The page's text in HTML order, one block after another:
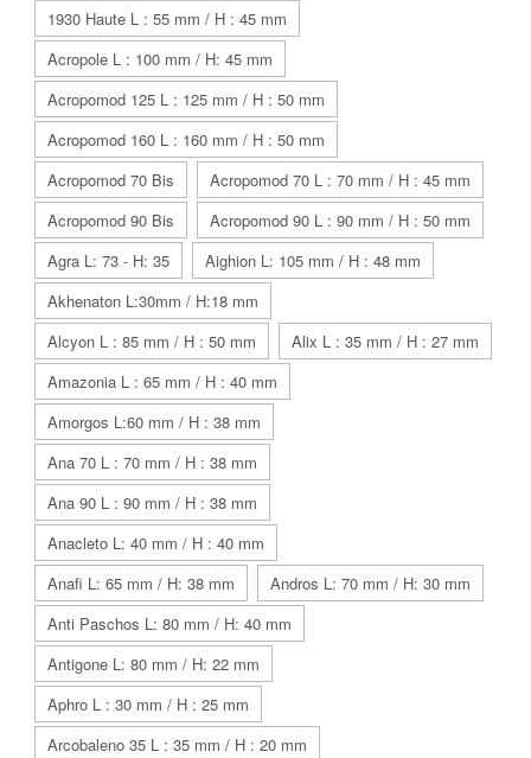
1930 Haute L : 55 mm / H : 45 mm
Acropole L : 100 mm / H: 45 mm
Acropomod 125 L : 125 mm / H : 50 mm
Acropomod 160 L : 160 mm / H : 50 mm
Acropomod 70 Bis
Acropomod 70 L : 70 mm / H : 45 mm
Acropomod 90 Bis
Acropomod 90 L : 90 mm / H : 50 mm
Agra L: 73 - H: 35
Aighion L: 105 mm / H : 48 mm
Akhenaton L:30mm / H:18 mm
Alcyon L : 85 mm / H : 50 mm
Alix L : 35 mm / H : 27 mm
Amazonia L : 65 mm / H : 40 mm
Amorgos L:60 mm / H : 38 mm
Ana 70 L : 70 mm / H : 38 mm
Ana 90 L : 90 mm / H : 38 mm
Anacleto L: 40 mm / H : 40 mm
Anafi L: 65 mm / H: 38 mm
Andros L: 70 mm / H: 30 mm
Anti Paschos L: 80 mm / H: 40 mm
Antigone L: 80 mm / H: 22 mm
Aphro L : 30 mm / H : 25 mm
Arcobaleno 35 L : 35 mm / H : 20 mm